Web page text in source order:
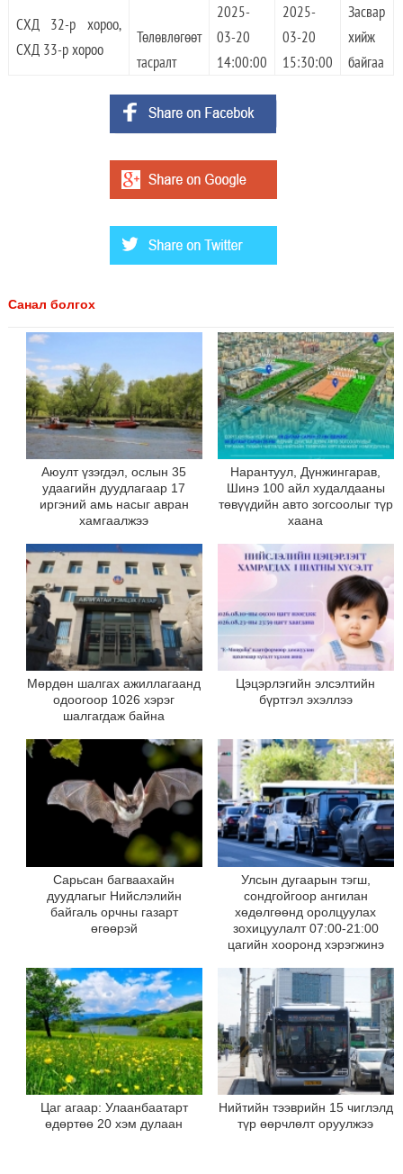
СХД 32-р хороо,
СХД 33-р хороо
Төлөвлөгөөт
тасралт
2025-
03-20
14:00:00
2025-
03-20
15:30:00
Засвар
хийж
байгаа
Санал болгох
Аюулт үзэгдэл, ослын 35
удаагийн дуудлагаар 17
иргэний амь насыг авран
хамгаалжээ
Нарантуул, Дүнжингарав,
Шинэ 100 айл худалдааны
төвүүдийн авто зогсоолыг түр
хаана
Мөрдөн шалгах ажиллагаанд
одоогоор 1026 хэрэг
шалгагдаж байна
Цэцэрлэгийн элсэлтийн
бүртгэл эхэллээ
Сарьсан багваахайн
дуудлагыг Нийслэлийн
байгаль орчны газарт
өгөөрэй
Улсын дугаарын тэгш,
сондгойгоор ангилан
хөдөлгөөнд оролцуулах
зохицуулалт 07:00-21:00
цагийн хооронд хэрэгжинэ
Цаг агаар: Улаанбаатарт
өдөртөө 20 хэм дулаан
Нийтийн тээврийн 15 чиглэлд
түр өөрчлөлт оруулжээ